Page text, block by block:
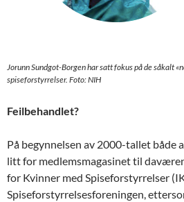
Jorunn Sundgot-Borgen har satt fokus på de såkalt
spiseforstyrrelser. Foto: NIH
Feilbehandlet?
På begynnelsen av 2000-tallet både
litt for medlemsmagasinet til
for Kvinner med Spiseforstyrrelser
Spiseforstyrrelsesforeningen,